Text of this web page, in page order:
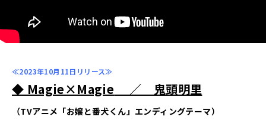
≪2023年10月11日リリース≫
◆ Magie×Magie ／ 鬼頭明里
（TVアニメ「お嬢と番犬くん」エンディングテーマ）